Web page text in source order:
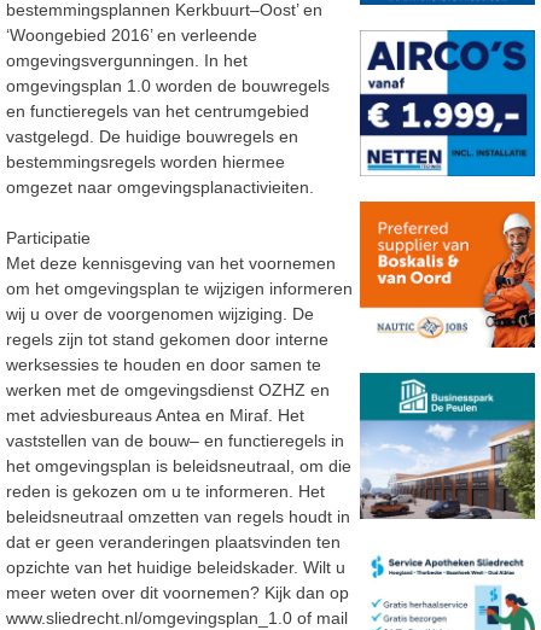
bestemmingsplannen Kerkbuurt–Oost’ en
‘Woongebied 2016’ en verleende
omgevingsvergunningen. In het
omgevingsplan 1.0 worden de bouwregels
en functieregels van het centrumgebied
vastgelegd. De huidige bouwregels en
bestemmingsregels worden hiermee
omgezet naar omgevingsplanactivieiten.
Participatie
Met deze kennisgeving van het voornemen
om het omgevingsplan te wijzigen informeren
wij u over de voorgenomen wijziging. De
regels zijn tot stand gekomen door interne
werksessies te houden en door samen te
werken met de omgevingsdienst OZHZ en
met adviesbureaus Antea en Miraf. Het
vaststellen van de bouw– en functieregels in
het omgevingsplan is beleidsneutraal, om die
reden is gekozen om u te informeren. Het
beleidsneutraal omzetten van regels houdt in
dat er geen veranderingen plaatsvinden ten
opzichte van het huidige beleidskader. Wilt u
meer weten over dit voornemen? Kijk dan op
www.sliedrecht.nl/omgevingsplan_1.0 of mail